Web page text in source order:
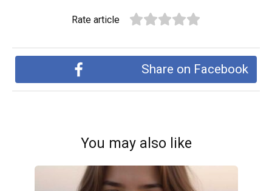
Rate article
Share on Facebook
You may also like